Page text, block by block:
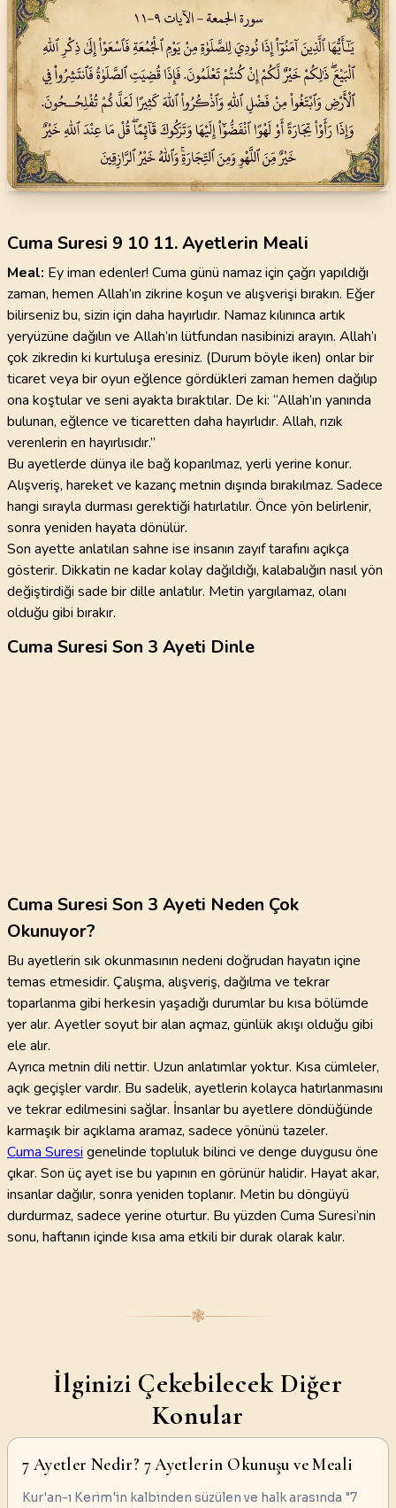
Cuma Suresi 9 10 11. Ayetlerin Meali
Meal: Ey iman edenler! Cuma günü namaz için çağrı yapıldığı
zaman, hemen Allah’ın zikrine koşun ve alışverişi bırakın. Eğer
bilirseniz bu, sizin için daha hayırlıdır. Namaz kılınınca artık
yeryüzüne dağılın ve Allah’ın lütfundan nasibinizi arayın. Allah’ı
çok zikredin ki kurtuluşa eresiniz. (Durum böyle iken) onlar bir
ticaret veya bir oyun eğlence gördükleri zaman hemen dağılıp
ona koştular ve seni ayakta bıraktılar. De ki: “Allah’ın yanında
bulunan, eğlence ve ticaretten daha hayırlıdır. Allah, rızık
verenlerin en hayırlısıdır.”
Bu ayetlerde dünya ile bağ koparılmaz, yerli yerine konur.
Alışveriş, hareket ve kazanç metnin dışında bırakılmaz. Sadece
hangi sırayla durması gerektiği hatırlatılır. Önce yön belirlenir,
sonra yeniden hayata dönülür.
Son ayette anlatılan sahne ise insanın zayıf tarafını açıkça
gösterir. Dikkatin ne kadar kolay dağıldığı, kalabalığın nasıl yön
değiştirdiği sade bir dille anlatılır. Metin yargılamaz, olanı
olduğu gibi bırakır.
Cuma Suresi Son 3 Ayeti Dinle
Cuma Suresi Son 3 Ayeti Neden Çok
Okunuyor?
Bu ayetlerin sık okunmasının nedeni doğrudan hayatın içine
temas etmesidir. Çalışma, alışveriş, dağılma ve tekrar
toparlanma gibi herkesin yaşadığı durumlar bu kısa bölümde
yer alır. Ayetler soyut bir alan açmaz, günlük akışı olduğu gibi
ele alır.
Ayrıca metnin dili nettir. Uzun anlatımlar yoktur. Kısa cümleler,
açık geçişler vardır. Bu sadelik, ayetlerin kolayca hatırlanmasını
ve tekrar edilmesini sağlar. İnsanlar bu ayetlere döndüğünde
karmaşık bir açıklama aramaz, sadece yönünü tazeler.
Cuma Suresi genelinde topluluk bilinci ve denge duygusu öne
çıkar. Son üç ayet ise bu yapının en görünür halidir. Hayat akar,
insanlar dağılır, sonra yeniden toplanır. Metin bu döngüyü
durdurmaz, sadece yerine oturtur. Bu yüzden Cuma Suresi’nin
sonu, haftanın içinde kısa ama etkili bir durak olarak kalır.
❃
İlginizi Çekebilecek Diğer
Konular
7 Ayetler Nedir? 7 Ayetlerin Okunuşu ve Meali
Kur'an-ı Kerim'in kalbinden süzülen ve halk arasında "7